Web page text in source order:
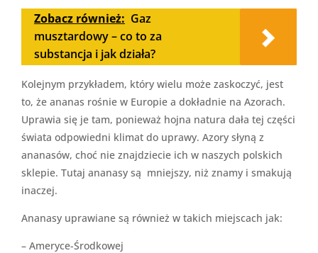
Zobacz również: Gaz
musztardowy – co to za
substancja i jak działa?
Kolejnym przykładem, który wielu może zaskoczyć, jest
to, że ananas rośnie w Europie a dokładnie na Azorach.
Uprawia się je tam, ponieważ hojna natura dała tej części
świata odpowiedni klimat do uprawy. Azory słyną z
ananasów, choć nie znajdziecie ich w naszych polskich
sklepie. Tutaj ananasy są mniejszy, niż znamy i smakują
inaczej.
Ananasy uprawiane są również w takich miejscach jak:
– Ameryce-Środkowej